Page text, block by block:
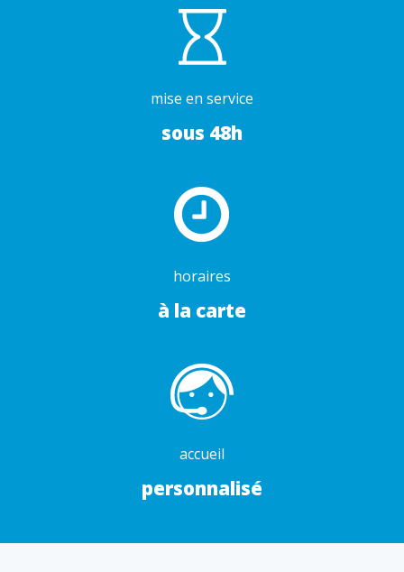
mise en service
sous 48h
horaires
à la carte
accueil
personnalisé